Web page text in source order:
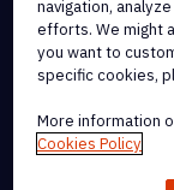
Copyright-Richtlinie
Alle Bedingungen
navigation,
efforts. We might
you want to
specific cookies,
More information
Cookies Policy